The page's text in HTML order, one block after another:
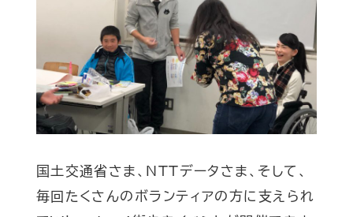
国土交通省さま、NTTデータさま、そして、
毎回たくさんのボランティアの方に支えられ